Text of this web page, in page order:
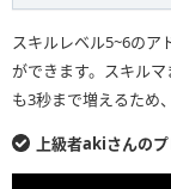
スキルレベル5~6のア
ができます。スキル
も3秒まで増えるため
上級者akiさんの